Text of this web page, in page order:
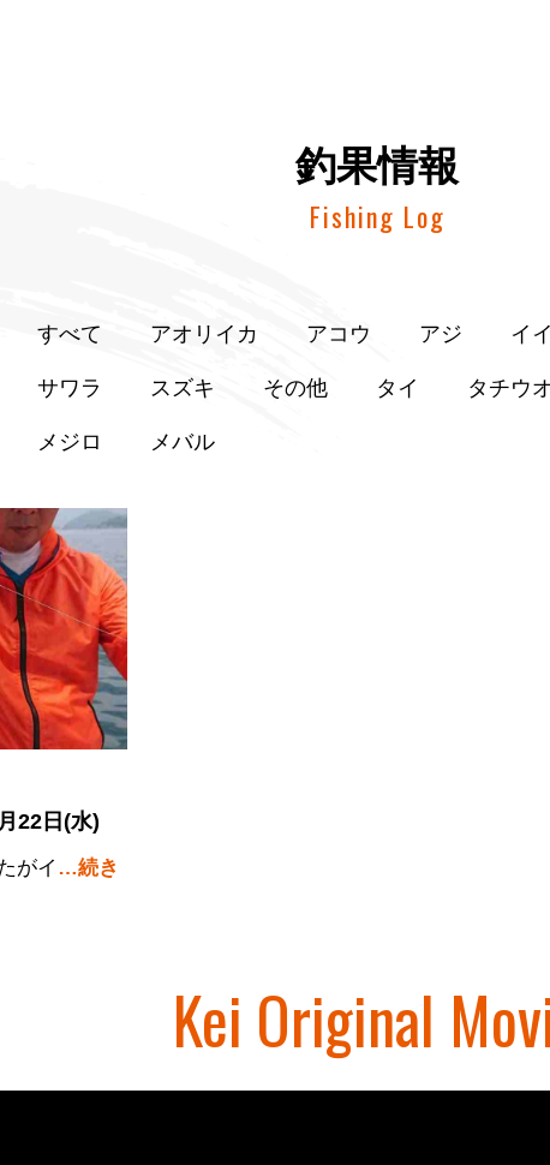
釣果情報
Fishing Log
すべて アオリイカ アコウ アジ イ
サワラ スズキ その他 タイ タチウ
メジロ メバル
22日(水)
がイ …続き
Kei Original